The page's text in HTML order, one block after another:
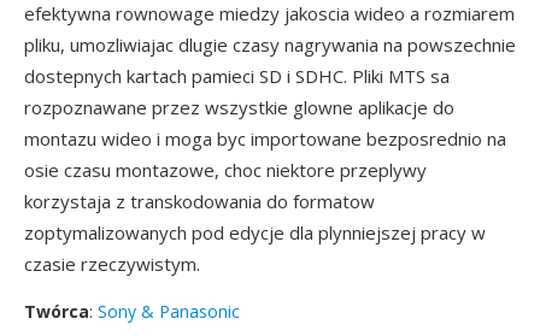
efektywna rownowage miedzy jakoscia wideo a rozmiarem
pliku, umozliwiajac dlugie czasy nagrywania na powszechnie
dostepnych kartach pamieci SD i SDHC. Pliki MTS sa
rozpoznawane przez wszystkie glowne aplikacje do
montazu wideo i moga byc importowane bezposrednio na
osie czasu montazowe, choc niektore przeplywy
korzystaja z transkodowania do formatow
zoptymalizowanych pod edycje dla plynniejszej pracy w
czasie rzeczywistym.
Twórca: Sony & Panasonic